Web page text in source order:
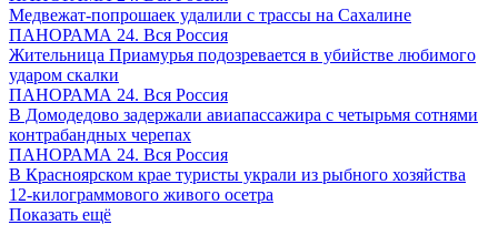
Медвежат-попрошаек удалили с трассы на Сахалине
ПАНОРАМА 24. Вся Россия
Жительница Приамурья подозревается в убийстве любимого
ударом скалки
ПАНОРАМА 24. Вся Россия
В Домодедово задержали авиапассажира с четырьмя сотнями
контрабандных черепах
ПАНОРАМА 24. Вся Россия
В Красноярском крае туристы украли из рыбного хозяйства
12-килограммового живого осетра
Показать ещё